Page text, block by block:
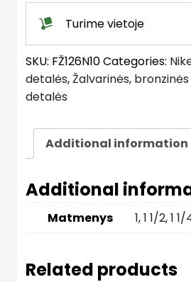
Turime vietoje
SKU: FŽ126N10Categories:
detalės,Žalvarinės,
detalės
Additional information
Additional
Matmenys 1,1 1/2,1 1/
Related products